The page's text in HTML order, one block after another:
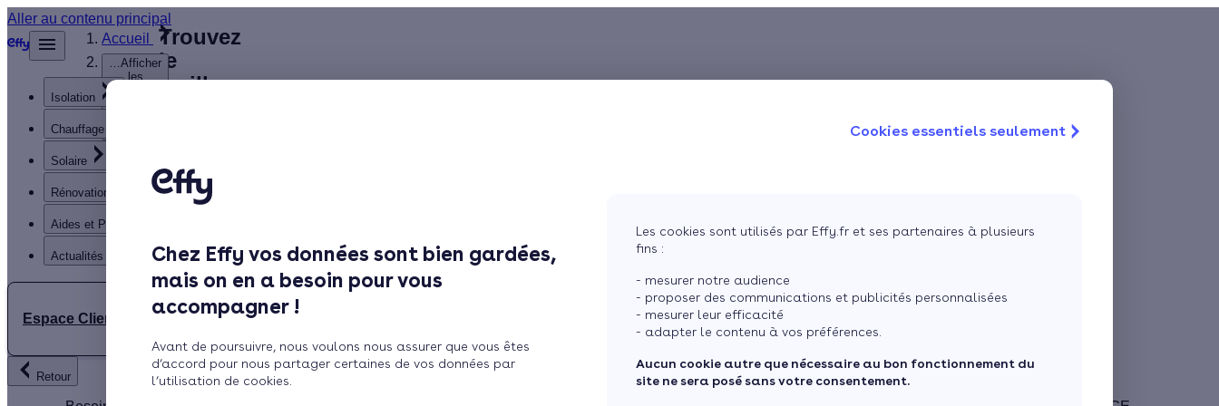
Cookies essentiels seulement
Chez Effy vos données sont bien gardées,
mais on en a besoin pour vous
accompagner !
Avant de poursuivre, nous voulons nous assurer que vous êtes
d’accord pour nous partager certaines de vos données par
l’utilisation de cookies.
Les cookies sont utilisés par Effy.fr et ses partenaires à plusieurs
fins :
- mesurer notre audience
- proposer des communications et publicités personnalisées
- mesurer leur efficacité
- adapter le contenu à vos préférences.
Aucun cookie autre que nécessaire au bon fonctionnement du
site ne sera posé sans votre consentement.
Aller au contenu principal
Isolation
Chauffage
Solaire
Rénovation globale
Aides et Primes
Actualités
Espace Client
Retour
Accueil
…Afficher
les
Indre-et-Loire
Trouvez
le
meilleur
solaires
(37)
Rechercher